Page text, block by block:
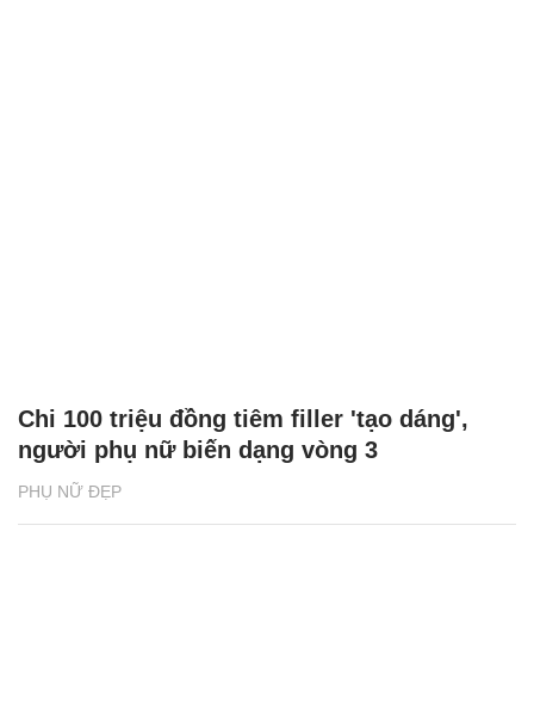
PHỤ NỮ ĐẸP
Chi 100 triệu đồng tiêm filler 'tạo dáng',
người phụ nữ biến dạng vòng 3